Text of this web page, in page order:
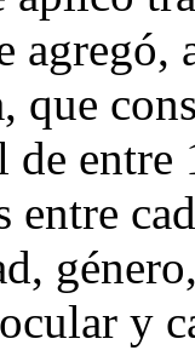
que
entre
entre
y